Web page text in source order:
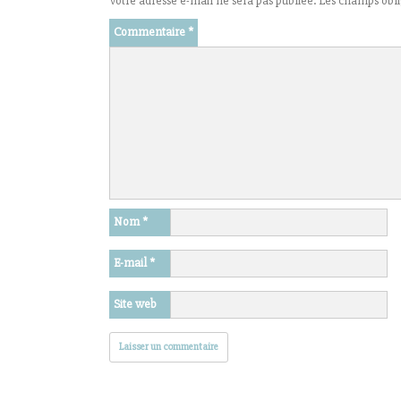
Commentaire *
Nom*
E-mail*
Site web